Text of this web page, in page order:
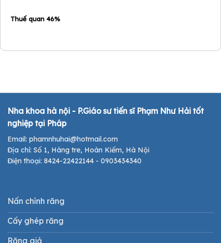
Thuế quan 46%
Nha khoa hà nội - P.Giáo sư tiến sĩ Phạm Như Hải tốt
nghiệp tại Pháp
Email: phamnhuhai@hotmail.com
Địa chỉ: Số 1, Hàng tre, Hoàn Kiếm, Hà Nội
Điện thoại: 8424-22422144 - 0903434340
Nấn chỉnh răng
Cấy ghép răng
Răng giả